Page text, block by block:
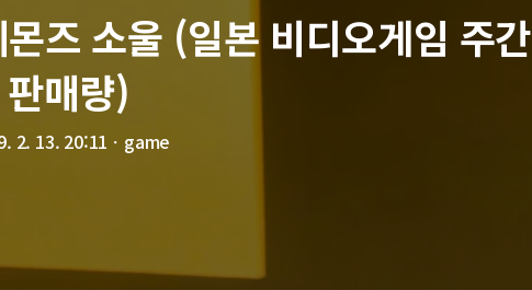
즈 소울 (일본 비디오게임 주간
판매량)
2. 13. 20:11 ㆍ game